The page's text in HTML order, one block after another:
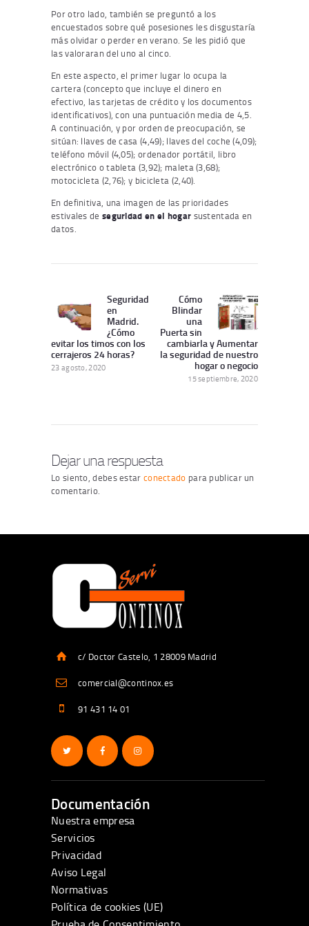
Por otro lado, también se preguntó a los
encuestados sobre qué posesiones les disgustaría
más olvidar o perder en verano. Se les pidió que
las valoraran del uno al cinco.
En este aspecto, el primer lugar lo ocupa la
cartera (concepto que incluye el dinero en
efectivo, las tarjetas de crédito y los documentos
identificativos), con una puntuación media de 4,5.
A continuación, y por orden de preocupación, se
sitúan: llaves de casa (4,49); llaves del coche (4,09);
teléfono móvil (4,05); ordenador portátil, libro
electrónico o tableta (3,92); maleta (3,68);
motocicleta (2,76); y bicicleta (2,40).
En definitiva, una imagen de las prioridades
estivales de seguridad en el hogar sustentada en
datos.
entradas
Publicación
Anterior:
Seguridad
en
Madrid.
¿Cómo
evitar los timos con los
cerrajeros 24 horas?
23 agosto, 2020
Siguiente
publicación:
Cómo
Blindar
una
Puerta sin
cambiarla y Aumentar
la seguridad de nuestro
hogar o negocio
15 septiembre, 2020
Dejar una respuesta
Lo siento, debes estar conectado para publicar un
comentario.
c/ Doctor Castelo, 1 28009 Madrid
comercial@continox.es
91 431 14 01
Documentación
Nuestra empresa
Servicios
Privacidad
Aviso Legal
Normativas
Política de cookies (UE)